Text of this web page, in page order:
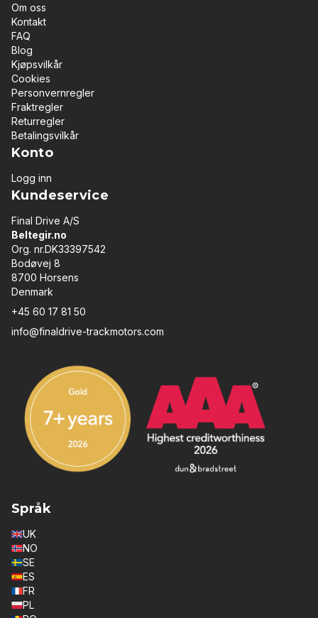
Om oss
Kontakt
FAQ
Blog
Kjøpsvilkår
Cookies
Personvernregler
Fraktregler
Returregler
Betalingsvilkår
Konto
Logg inn
Kundeservice
Final Drive A/S
Beltegir.no
Org. nr.DK33397542
Bodøvej 8
8700 Horsens
Denmark
+45 60 17 81 50
info@finaldrive-trackmotors.com
Språk
UK
NO
SE
ES
FR
PL